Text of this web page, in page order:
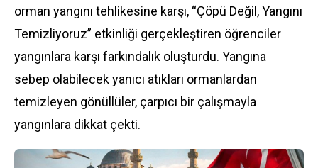
orman yangını tehlikesine karşı, “Çöpü Değil, Yangını
Temizliyoruz” etkinliği gerçekleştiren öğrenciler
yangınlara karşı farkındalık oluşturdu. Yangına
sebep olabilecek yanıcı atıkları ormanlardan
temizleyen gönüllüler, çarpıcı bir çalışmayla
yangınlara dikkat çekti.